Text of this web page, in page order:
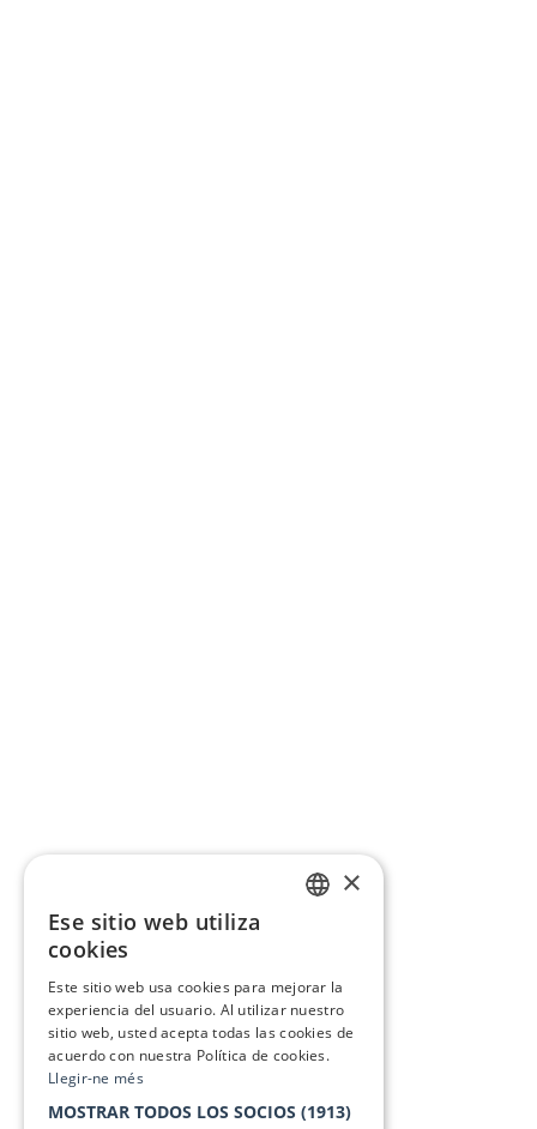
×
Ese sitio web utiliza
cookies
Este sitio web usa cookies para mejorar la
experiencia del usuario. Al utilizar nuestro
sitio web, usted acepta todas las cookies de
acuerdo con nuestra Política de cookies.
Llegir-ne més
MOSTRAR TODOS LOS SOCIOS (1913)